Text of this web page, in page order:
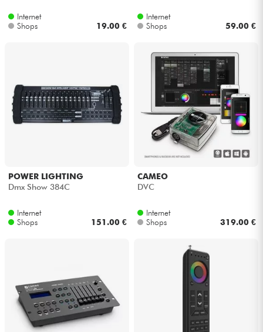
Internet
Shops
19.00 €
Internet
Shops
59.00 €
POWER LIGHTING
Dmx Show 384C
Internet
Shops
151.00 €
CAMEO
DVC
Internet
Shops
319.00 €